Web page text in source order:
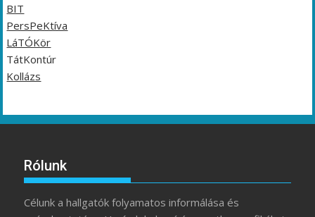
BIT
PersPeKtíva
LáTÓKör
TátKontúr
Kollázs
Rólunk
Célunk a hallgatók folyamatos informálása és